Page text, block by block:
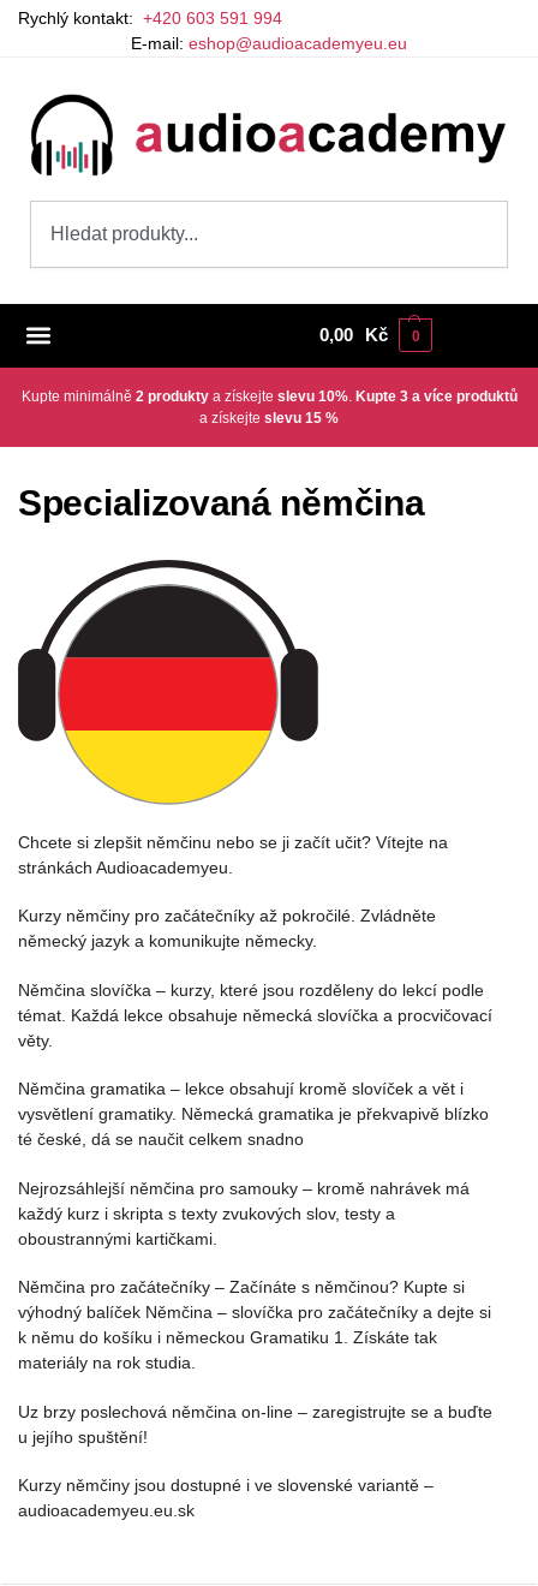
Rychlý kontakt: +420 603 591 994
E-mail: eshop@audioacademyeu.eu
0,00 Kč 0
Kupte minimálně 2 produktya získejte slevu 10%. Kupte 3 a více produktů
a získejte slevu 15 %
Specializovaná němčina
Chcete si zlepšit němčinu nebo se ji začít učit? Vítejte na
stránkách Audioacademyeu.
Kurzy němčiny pro začátečníky až pokročilé. Zvládněte
německý jazyk a komunikujte německy.
Němčina slovíčka – kurzy, které jsou rozděleny do lekcí podle
témat. Každá lekce obsahuje německá slovíčka a procvičovací
věty.
Němčina gramatika – lekce obsahují kromě slovíček a vět i
vysvětlení gramatiky. Německá gramatika je překvapivě blízko
té české, dá se naučit celkem snadno
Nejrozsáhlejší němčina pro samouky – kromě nahrávek má
každý kurz i skripta s texty zvukových slov, testy a
oboustrannými kartičkami.
Němčina pro začátečníky – Začínáte s němčinou? Kupte si
výhodný balíček Němčina – slovíčka pro začátečníky a dejte si
k němu do košíku i německou Gramatiku 1. Získáte tak
materiály na rok studia.
Uz brzy poslechová němčina on-line – zaregistrujte se a buďte
u jejího spuštění!
Kurzy němčiny jsou dostupné i ve slovenské variantě –
audioacademyeu.eu.sk